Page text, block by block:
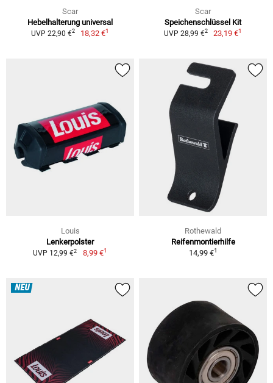
Scar
Hebelhalterung universal
UVP 22,90 €2 18,32 €1
Scar
Speichenschlüssel Kit
UVP 28,99 €2 23,19 €1
Louis
Lenkerpolster
UVP 12,99 €2 8,99 €1
Rothewald
Reifenmontierhilfe
14,99 €1
NEU